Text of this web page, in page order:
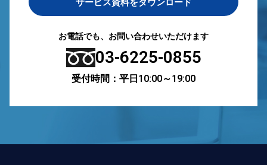
お電話でも、お問い合わせいただけます
03-6225-0855
受付時間：平日10:00～19:00